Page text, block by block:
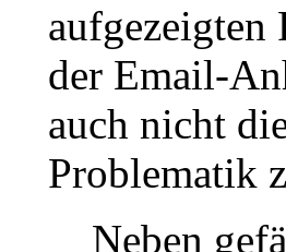
aufgezeigten
der Email-
auch nicht
Problematik
Neben